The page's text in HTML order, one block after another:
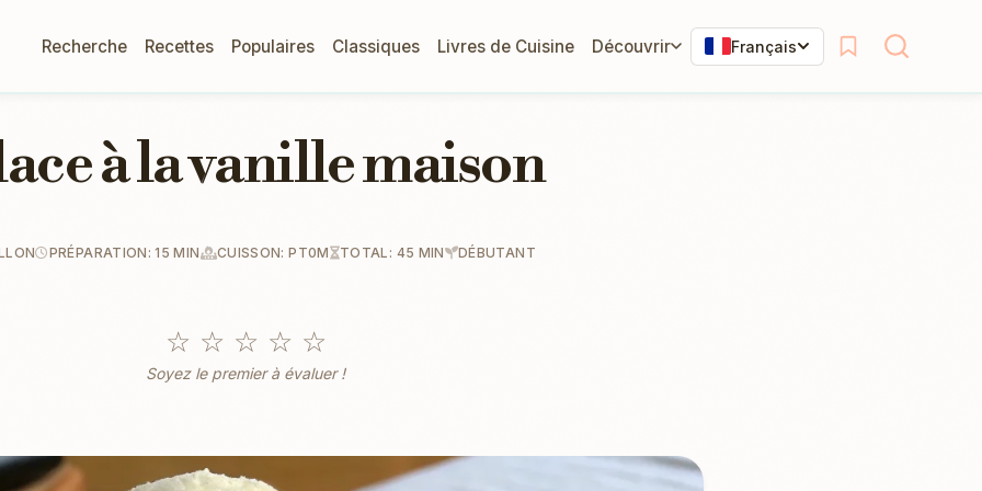
Recherche Recettes Populaires Classiques Livres de Cuisine Découvrir Français
à la vanille maison
PRÉPARATION: 15 MIN CUISSON: PT0M TOTAL: 45 MIN DÉBUTANT
☆ ☆ ☆ ☆ ☆
Soyez le premier à évaluer !